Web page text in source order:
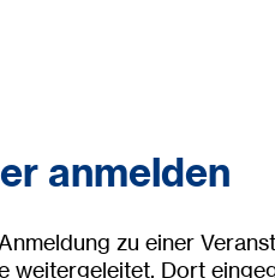
anmelden
zu einer
weitergeleitet. Dort